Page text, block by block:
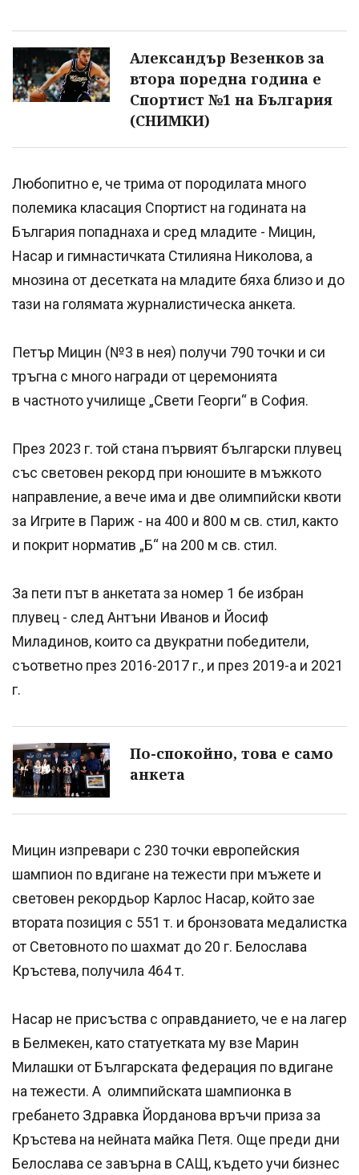
Александър Везенков за
втора поредна година е
Спортист №1 на България
(СНИМКИ)
Любопитно е, че трима от породилата много
полемика класация Спортист на годината на
България попаднаха и сред младите - Мицин,
Насар и гимнастичката Стилияна Николова, а
мнозина от десетката на младите бяха близо и до
тази на голямата журналистическа анкета.
Петър Мицин (№3 в нея) получи 790 точки и си
тръгна с много награди от церемонията
в частното училище „Свети Георги“ в София.
През 2023 г. той стана първият български плувец
със световен рекорд при юношите в мъжкото
направление, а вече има и две олимпийски квоти
за Игрите в Париж - на 400 и 800 м св. стил, както
и покрит норматив „Б“ на 200 м св. стил.
За пети път в анкетата за номер 1 бе избран
плувец - след Антъни Иванов и Йосиф
Миладинов, които са двукратни победители,
съответно през 2016-2017 г., и през 2019-а и 2021
г.
По-спокойно, това е само
анкета
Мицин изпревари с 230 точки европейския
шампион по вдигане на тежести при мъжете и
световен рекордьор Карлос Насар, който зае
втората позиция с 551 т. и бронзовата медалистка
от Световното по шахмат до 20 г. Белослава
Кръстева, получила 464 т.
Насар не присъства с оправданието, че е на лагер
в Белмекен, като статуетката му взе Марин
Милашки от Българската федерация по вдигане
на тежести. А олимпийската шампионка в
гребането Здравка Йорданова връчи приза за
Кръстева на нейната майка Петя. Още преди дни
Белослава се завърна в САЩ, където учи бизнес